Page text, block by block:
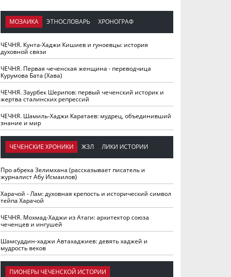
МОЗАИКА ЭТНОСЛОВАРЬ ХРОНОГРАФ
ЧЕЧНЯ. Кунта-Хаджи Кишиев и гуноевцы: история
духовной связи
ЧЕЧНЯ. Первая чеченская женщина - переводчица
Курумова Бата (Хава)
ЧЕЧНЯ. Заурбек Шерипов: первый чеченский историк и
жертва сталинских репрессий
ЧЕЧНЯ. Шамиль-Хаджи Каратаев: мудрец, объединивший
знание и мир
ЧЕЧЕНСКИЕ ХРОНИКИ ЖЗЛ ЛИКИ ИСТОРИИ
Про абрека Зелимхана (рассказывает писатель и
журналист Абу Исмаилов)
Харачой - Лам: духовная крепость и исторический символ
тейпа Харачой
ЧЕЧНЯ. Мохмад-Хаджи из Атаги: архитектор союза
чеченцев и ингушей
Шамсуддин-хаджи Автахаджиев: девять хаджей и
мудрость веков
ПИОНЕРЫ ЧЕЧЕНСКОЙ ИСТОРИИ